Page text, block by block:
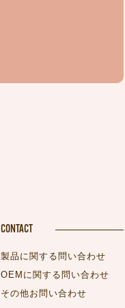
CONTACT
製品に関する問い合わせ
OEMに関する問い合わせ
その他お問い合わせ